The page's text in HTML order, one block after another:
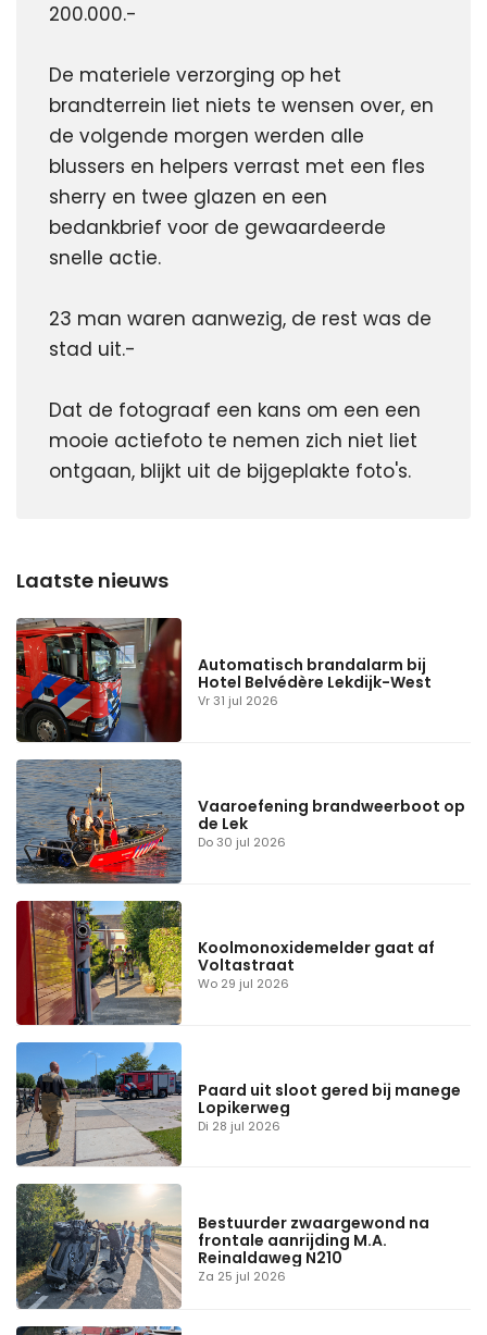
200.000.-
De materiele verzorging op het
brandterrein liet niets te wensen over, en
de volgende morgen werden alle
blussers en helpers verrast met een fles
sherry en twee glazen en een
bedankbrief voor de gewaardeerde
snelle actie.
23 man waren aanwezig, de rest was de
stad uit.-
Dat de fotograaf een kans om een een
mooie actiefoto te nemen zich niet liet
ontgaan, blijkt uit de bijgeplakte foto's.
Vr 31 jul 2026
Automatisch brandalarm bij
Hotel Belvédère Lekdijk-West
Do 30 jul 2026
Vaaroefening brandweerboot op
de Lek
Wo 29 jul 2026
Koolmonoxidemelder gaat af
Voltastraat
Di 28 jul 2026
Paard uit sloot gered bij manege
Lopikerweg
Za 25 jul 2026
Bestuurder zwaargewond na
frontale aanrijding M.A.
Reinaldaweg N210